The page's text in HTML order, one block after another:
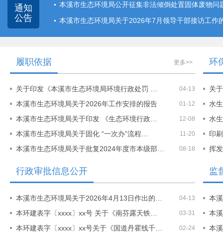
通知
公告
本溪市生态环境局公开征集非法倾倒处置固体废物问
本溪市生态环境局关于2026年7月领导干部接访工作
更多>>
履职依据
04-13
关于印发《本溪市生态环境局环境行政处罚 …
01-12
本溪市生态环境局关于2026年工作安排的报告
12-08
本溪市生态环境局关于印发 《生态环境行政…
11-20
本溪市生态环境局关于固化 “一次办”流程…
08-18
本溪市生态环境局关于批复2024年度市本级部…
环
关
水
水
印
挥
行政审批信息公开
04-13
本溪市生态环境局关于2026年4月13日作出的…
03-31
本环建表字〔xxxx〕xx号 关于《南芬露天铁…
02-24
本环建表字〔xxxx〕xx号关于《国道丹霍线千…
监
本
本
本